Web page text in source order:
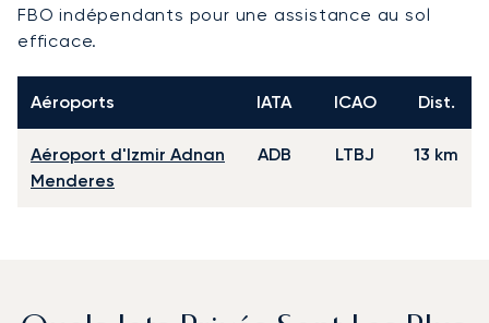
FBO indépendants pour une assistance au sol
efficace.
Aéroports IATA ICAO Dist.
Aéroport d'Izmir Adnan
Menderes
ADB LTBJ 13 km